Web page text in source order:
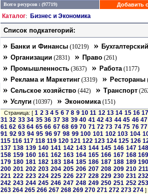
Всего ресурсов : (97719) Добавить
Каталог: Бизнес и Экономика
Список подкатегорий:
» Банки и Финансы (10219) »
» Организации (2831) » Право (261)
» Промышленность (3637) » Работа(1177)
» Реклама и Маркетинг (3319) » Рестораны
» Сельское хозяйство (442) » Транспорт
» Услуги (10397) » Экономика(151)
Страница: [1 2 3 4 5 6 7 8 9 10 11 12 13 14 15 16
31 32 33 34 35 36 37 38 39 40 41 42 43 44 45 46 47
61 62 63 64 65 66 67 68 69 70 71 72 73 74 75 76 77
91 92 93 94 95 96 97 98 99 100 101 102 103 104
115 116 117 118 119 120 121 122 123 124 125 126
137 138 139 140 141 142 143 144 145 146 147
158 159 160 161 162 163 164 165 166 167 168
179 180 181 182 183 184 185 186 187 188 189
200 201 202 203 204 205 206 207 208 209 210 211
221 222 223 224 225 226 227 228 229 230 231
242 243 244 245 246 247 248 249 250 251 252
263 264 265 266 267 268 269 270 271 272 273 274 ]